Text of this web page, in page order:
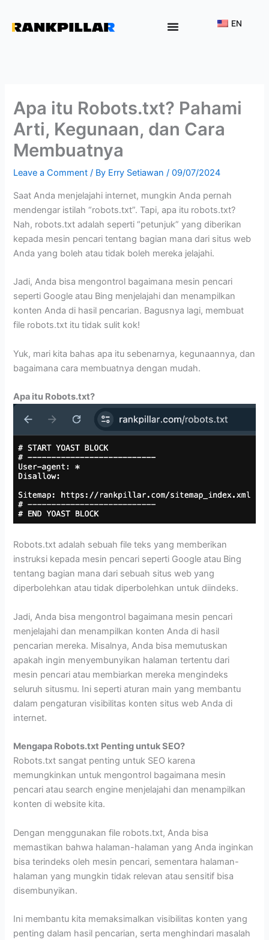
konten
EN
Apa itu Robots.txt? Pahami
Arti, Kegunaan, dan Cara
Membuatnya
Leave a Comment / By Erry Setiawan/09/07/2024
Saat Anda menjelajahi internet, mungkin Anda pernah
mendengar istilah “robots.txt”. Tapi, apa itu robots.txt?
Nah, robots.txt adalah seperti “petunjuk” yang diberikan
kepada mesin pencari tentang bagian mana dari situs web
Anda yang boleh atau tidak boleh mereka jelajahi.
Jadi, Anda bisa mengontrol bagaimana mesin pencari
seperti Google atau Bing menjelajahi dan menampilkan
konten Anda di hasil pencarian. Bagusnya lagi, membuat
file robots.txt itu tidak sulit kok!
Yuk, mari kita bahas apa itu sebenarnya, kegunaannya, dan
bagaimana cara membuatnya dengan mudah.
Apa itu Robots.txt?
Robots.txt adalah sebuah file teks yang memberikan
instruksi kepada mesin pencari seperti Google atau Bing
tentang bagian mana dari sebuah situs web yang
diperbolehkan atau tidak diperbolehkan untuk diindeks.
Jadi, Anda bisa mengontrol bagaimana mesin pencari
menjelajahi dan menampilkan konten Anda di hasil
pencarian mereka. Misalnya, Anda bisa memutuskan
apakah ingin menyembunyikan halaman tertentu dari
mesin pencari atau membiarkan mereka mengindeks
seluruh situsmu. Ini seperti aturan main yang membantu
dalam pengaturan visibilitas konten situs web Anda di
internet.
Mengapa Robots.txt Penting untuk SEO?
Robots.txt sangat penting untuk SEO karena
memungkinkan untuk mengontrol bagaimana mesin
pencari atau search engine menjelajahi dan menampilkan
konten di website kita.
Dengan menggunakan file robots.txt, Anda bisa
memastikan bahwa halaman-halaman yang Anda inginkan
bisa terindeks oleh mesin pencari, sementara halaman-
halaman yang mungkin tidak relevan atau sensitif bisa
disembunyikan.
Ini membantu kita memaksimalkan visibilitas konten yang
penting dalam hasil pencarian, serta menghindari masalah